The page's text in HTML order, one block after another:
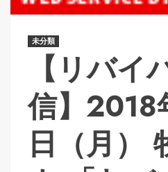
未分類
【リバイ
信】
日（月）